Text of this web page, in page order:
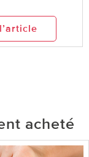
acheté